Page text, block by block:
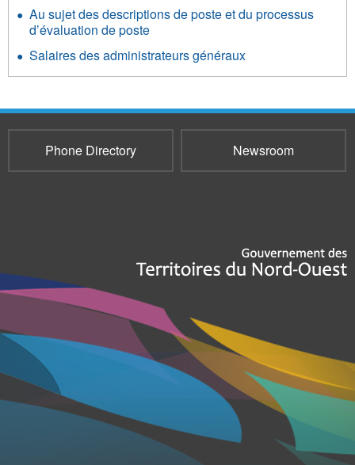
Au sujet des descriptions de poste et du processus
d’évaluation de poste
Salaires des administrateurs généraux
Phone Directory Newsroom